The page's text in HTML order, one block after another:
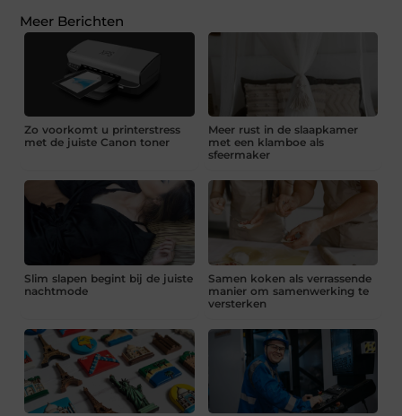
Meer Berichten
Zo voorkomt u printerstress
met de juiste Canon toner
Meer rust in de slaapkamer
met een klamboe als
sfeermaker
Slim slapen begint bij de juiste
nachtmode
Samen koken als verrassende
manier om samenwerking te
versterken